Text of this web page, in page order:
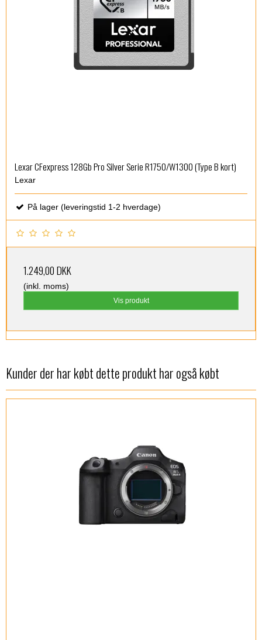
Lexar CFexpress 128Gb Pro Silver Serie R1750/W1300 (Type B kort)
Lexar
På lager (leveringstid 1-2 hverdage)
1.249,00 DKK
(inkl. moms)
Vis produkt
Kunder der har købt dette produkt har også købt